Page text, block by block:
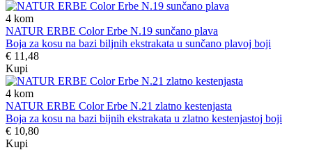
4 kom
NATUR ERBE Color Erbe N.19 sunčano plava
Boja za kosu na bazi biljnih ekstrakata u sunčano plavoj boji
€ 11,48
Kupi
4 kom
NATUR ERBE Color Erbe N.21 zlatno kestenjasta
Boja za kosu na bazi bijnih ekstrakata u zlatno kestenjastoj boji
€ 10,80
Kupi